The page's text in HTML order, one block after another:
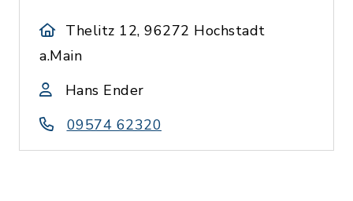
Thelitz 12, 96272 Hochstadt
a.Main
Hans Ender
09574 62320